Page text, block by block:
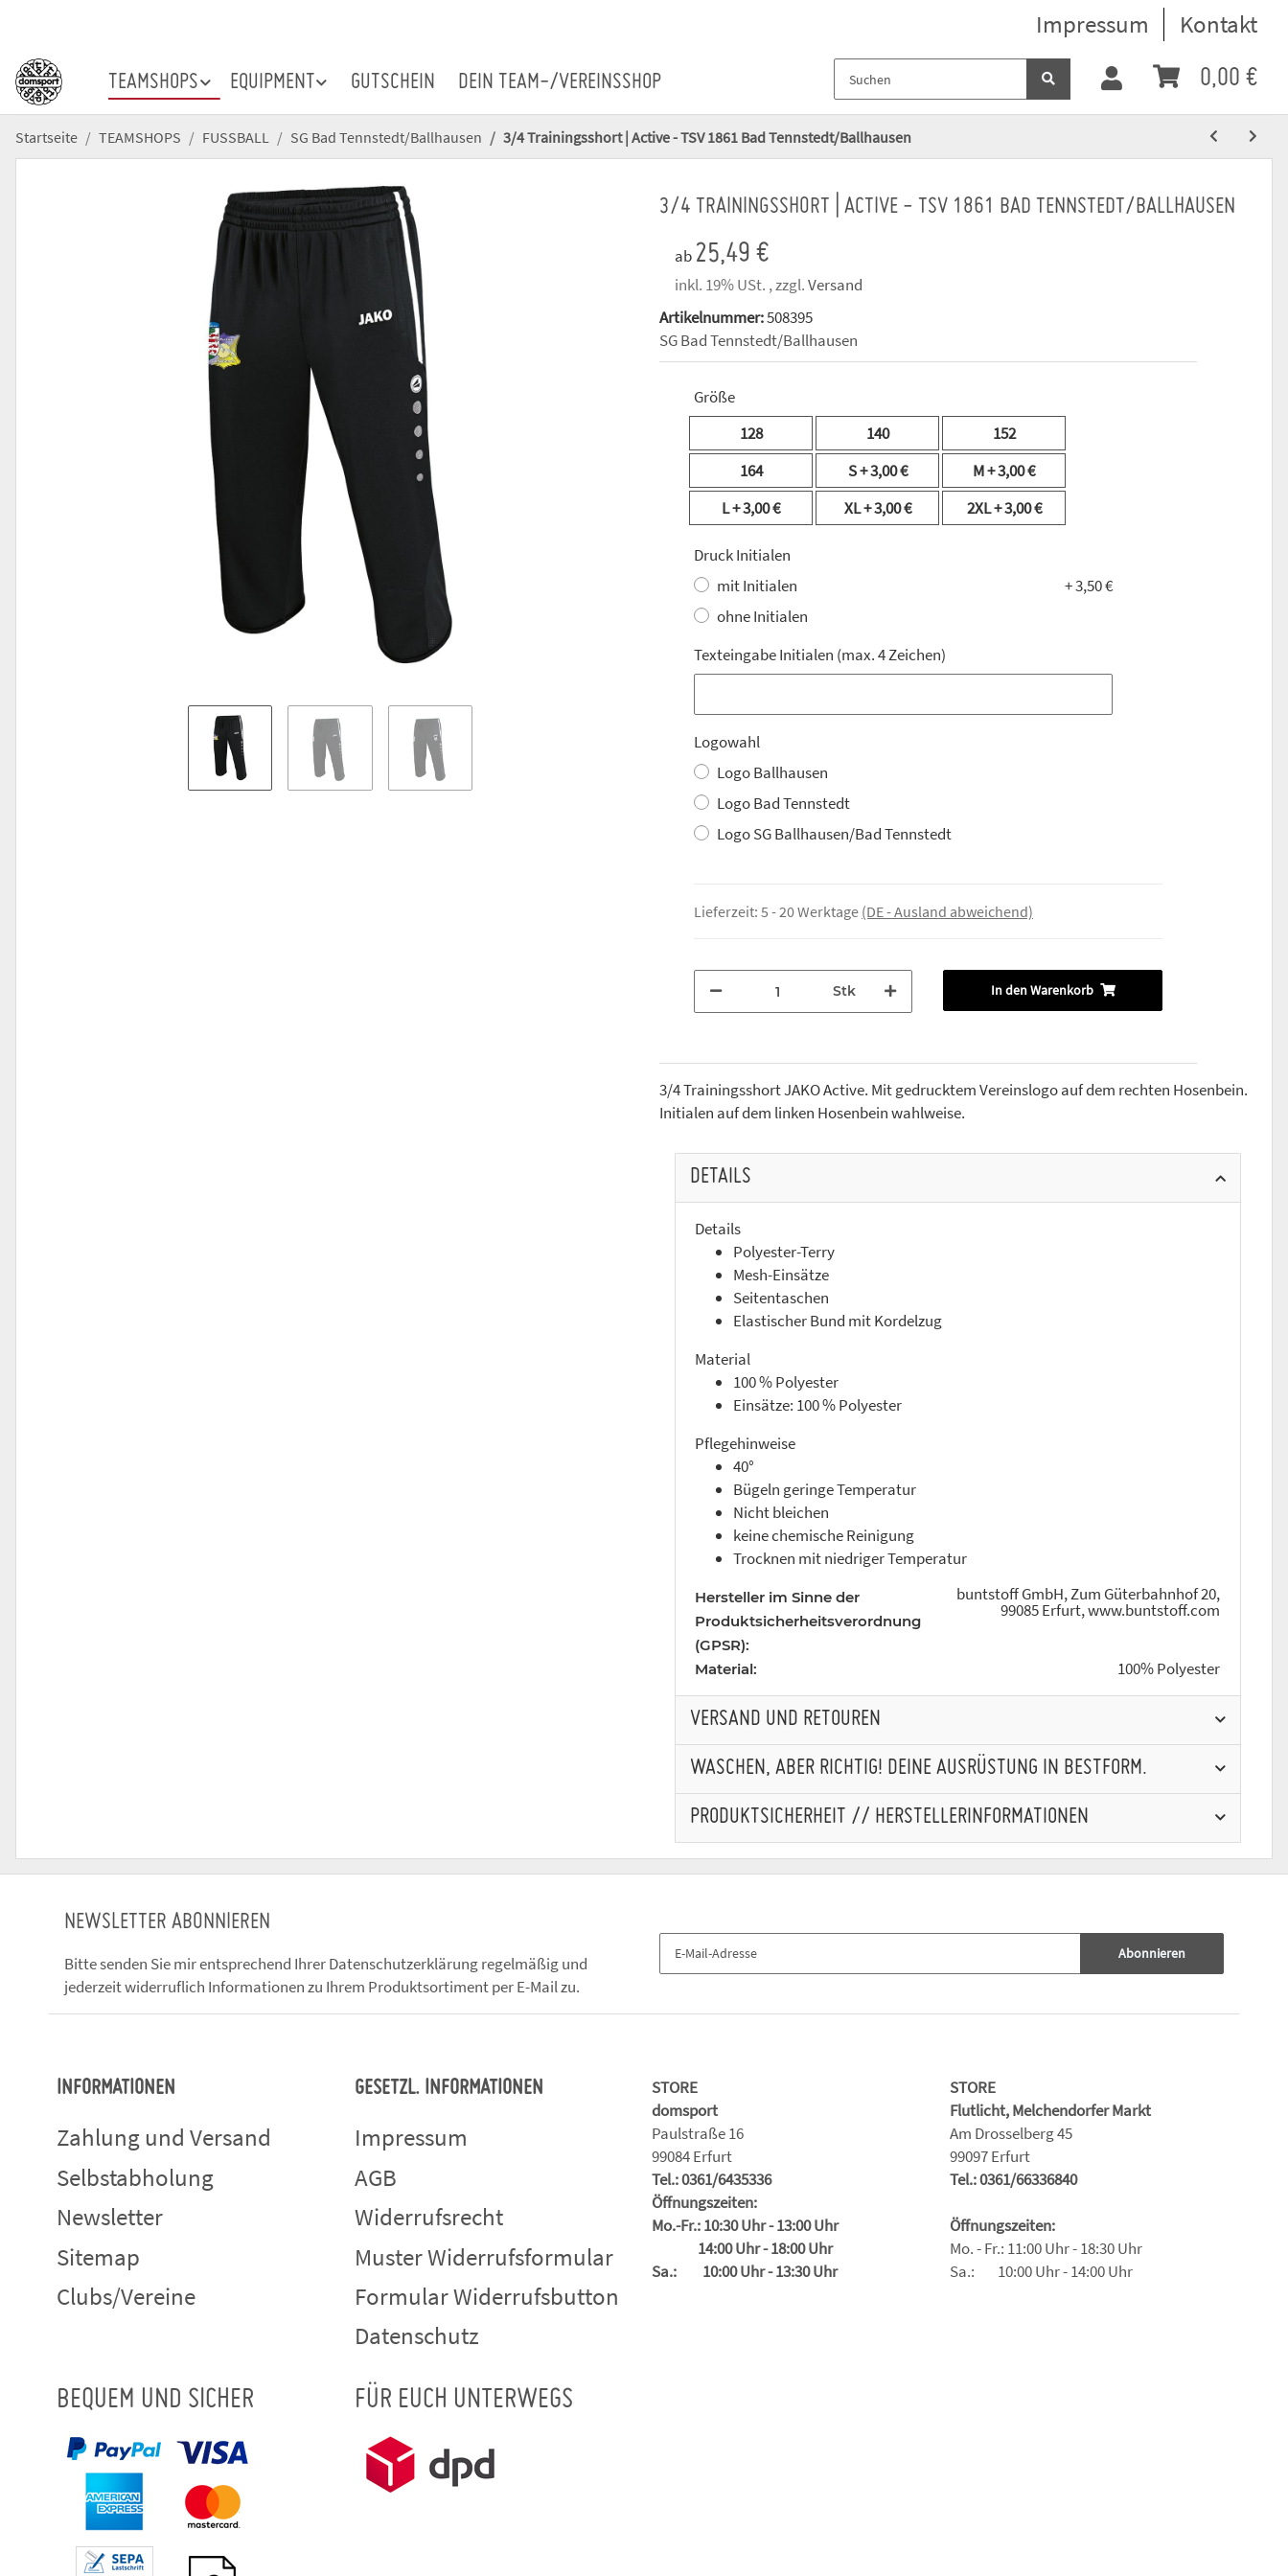
Impressum Kontakt
0,00 €
TEAMSHOPS EQUIPMENT GUTSCHEIN DEIN TEAM-/VEREINSSHOP
Startseite TEAMSHOPS FUSSBALL SG Bad Tennstedt/Ballhausen 3/4 Trainingsshort | Active - TSV 1861 Bad Tennstedt/Ballhausen
3/4 TRAININGSSHORT | ACTIVE - TSV 1861 BAD TENNSTEDT/BALLHAUSEN
ab 25,49 €
inkl. 19% USt. , zzgl.Versand
Artikelnummer:508395
SG Bad Tennstedt/Ballhausen
Größe
128
140
152
164
S+ 3,00 € M+ 3,00 €
L+ 3,00 € XL+ 3,00 € 2XL+ 3,00 €
Druck Initialen
mit Initialen
+ 3,50 €
ohne Initialen
Texteingabe Initialen (max. 4 Zeichen)
Logowahl
Logo Ballhausen
Logo Bad Tennstedt
Logo SG Ballhausen/Bad Tennstedt
Lieferzeit: 5 - 20 Werktage (DE - Ausland abweichend)
Stk In den Warenkorb
3/4 Trainingsshort JAKO Active. Mit gedrucktem Vereinslogo auf dem rechten Hosenbein.
Initialen auf dem linken Hosenbein wahlweise.
DETAILS
Details
Polyester-Terry
Mesh-Einsätze
Seitentaschen
Elastischer Bund mit Kordelzug
Material
100 % Polyester
Einsätze: 100 % Polyester
Pflegehinweise
40°
Bügeln geringe Temperatur
Nicht bleichen
keine chemische Reinigung
Trocknen mit niedriger Temperatur
Hersteller im Sinne der
Produktsicherheitsverordnung
(GPSR):
buntstoff GmbH, Zum Güterbahnhof 20,
99085 Erfurt, www.buntstoff.com
Material: 100% Polyester
VERSAND UND RETOUREN
WASCHEN, ABER RICHTIG! DEINE AUSRÜSTUNG IN BESTFORM.
PRODUKTSICHERHEIT // HERSTELLERINFORMATIONEN
NEWSLETTER ABONNIEREN
Bitte senden Sie mir entsprechend IhrerDatenschutzerklärungregelmäßig und
jederzeit widerruflich Informationen zu Ihrem Produktsortiment per E-Mail zu.
Abonnieren
INFORMATIONEN
Zahlung und Versand
Selbstabholung
Newsletter
Sitemap
Clubs/Vereine
GESETZL. INFORMATIONEN
Impressum
AGB
Widerrufsrecht
Muster Widerrufsformular
Formular Widerrufsbutton
Datenschutz
STORE
domsport
Paulstraße 16
99084 Erfurt
Tel.: 0361/6435336
Öffnungszeiten:
Mo.-Fr.: 10:30 Uhr - 13:00 Uhr
14:00 Uhr - 18:00 Uhr
Sa.: 10:00 Uhr - 13:30 Uhr
STORE
Flutlicht, Melchendorfer Markt
Am Drosselberg 45
99097 Erfurt
Tel.: 0361/66336840
Öffnungszeiten:
Mo. - Fr.: 11:00 Uhr - 18:30 Uhr
Sa.: 10:00 Uhr - 14:00 Uhr
BEQUEM UND SICHER FÜR EUCH UNTERWEGS